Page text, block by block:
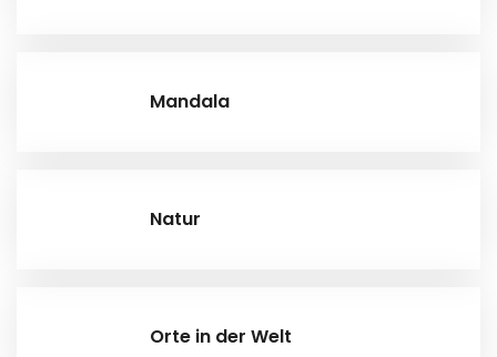
Mandala
Natur
Orte in der Welt